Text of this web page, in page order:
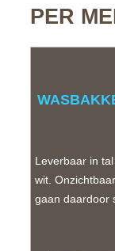
PER
Leverbaar in
wit.
gaan daardoor